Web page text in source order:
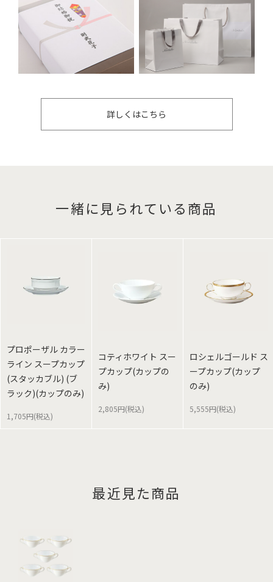
詳しくはこちら
一緒に見られている商品
プロポーザル カラー
ライン スープカップ
(スタッカブル) (ブ
ラック)(カップのみ)
1,705円(税込)
コティホワイト スー
プカップ(カップの
み)
2,805円(税込)
ロシェルゴールド ス
ープカップ(カップ
のみ)
5,555円(税込)
最近見た商品